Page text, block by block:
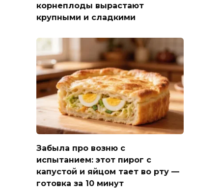
корнеплоды вырастают
крупными и сладкими
Забыла про возню с
испытанием: этот пирог с
капустой и яйцом тает во рту —
готовка за 10 минут